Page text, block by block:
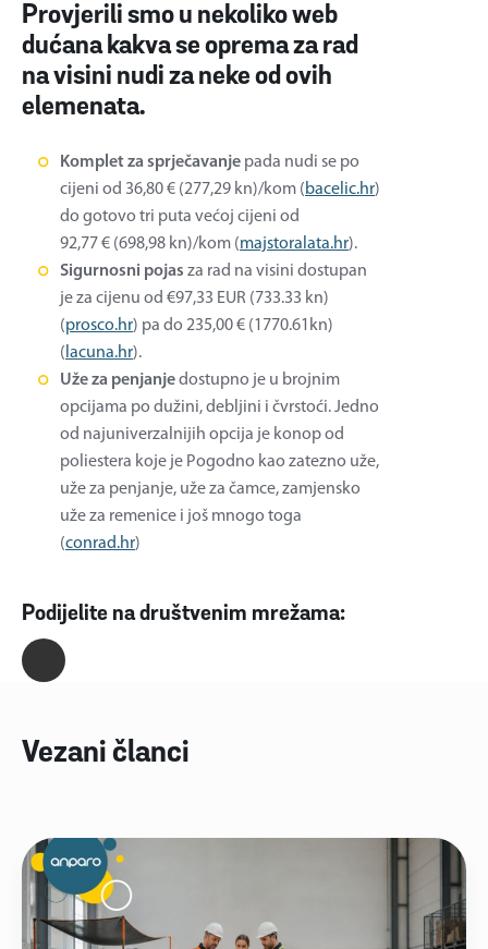
Provjerili smo u nekoliko web
dućana kakva se oprema za rad
na visini nudi za neke od ovih
elemenata.
Komplet za sprječavanje pada nudi se po
cijeni od 36,80 € (277,29 kn)/kom (bacelic.hr)
do gotovo tri puta većoj cijeni od
92,77 € (698,98 kn)/kom (majstoralata.hr).
Sigurnosni pojas za rad na visini dostupan
je za cijenu od €97,33 EUR (733.33 kn)
(prosco.hr) pa do 235,00 € (1770.61kn)
(lacuna.hr).
Uže za penjanjedostupno je u brojnim
opcijama po dužini, debljini i čvrstoći. Jedno
od najuniverzalnijih opcija je konop od
poliestera koje je Pogodno kao zatezno uže,
uže za penjanje, uže za čamce, zamjensko
uže za remenice i još mnogo toga
(conrad.hr)
Podijelite na društvenim mrežama:
Vezani članci